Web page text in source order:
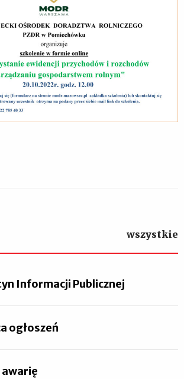
wszystkie
Informacji Publicznej
ogłoszeń
awarię